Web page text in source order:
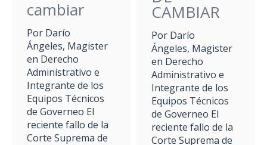
cambiar
Por Darío
Ángeles, Magister
en Derecho
Administrativo e
Integrante de los
Equipos Técnicos
de Governeo El
reciente fallo de la
Corte Suprema de
CAMBIAR
Por Darío
Ángeles, Magister
en Derecho
Administrativo e
Integrante de los
Equipos Técnicos
de Governeo El
reciente fallo de la
Corte Suprema de